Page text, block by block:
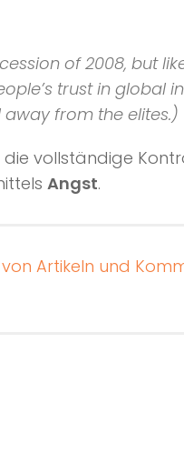
of 2008, but
trust in global
from the elites.)
vollständige
Angst.
Artikeln und